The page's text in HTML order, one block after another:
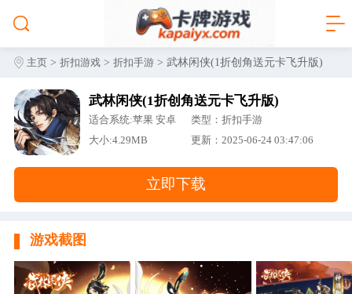
主页 >折扣游戏 >折扣手游 > 武林闲侠(1折创角送元卡飞升版)
武林闲侠(1折创角送元卡飞升版)
适合系统:苹果 安卓
类型：折扣手游
大小:4.29MB
更新：2025-06-24 03:47:06
立即下载
游戏截图